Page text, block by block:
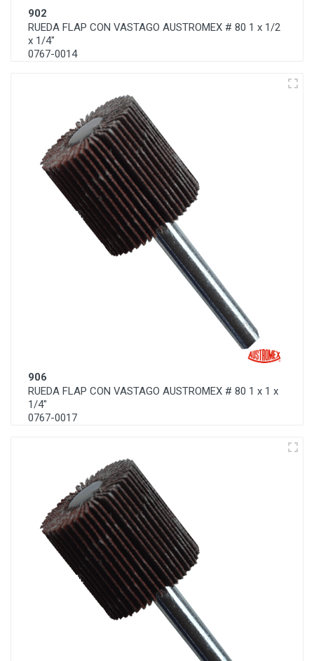
902
RUEDA FLAP CON VASTAGO AUSTROMEX # 80 1 x 1/2
x 1/4"
0767-0014
906
RUEDA FLAP CON VASTAGO AUSTROMEX # 80 1 x 1 x
1/4"
0767-0017